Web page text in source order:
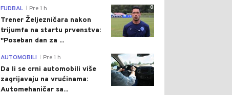
0
FUDBAL Pre 1 h
Trener Željezničara nakon
trijumfa na startu prvenstva:
"Poseban dan za ...
0
AUTOMOBILI Pre 1 h
Da li se crni automobili više
zagrijavaju na vrućinama:
Automehaničar sa...